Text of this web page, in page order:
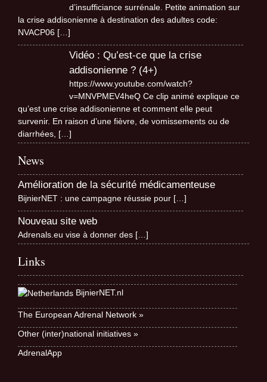
d’insufficiance surrénale. Petite animation sur
la crise addisonienne à destination des adultes code:
NVACP06 […]
Vidéo : Qu’est-ce que la crise
addisonienne ? (4+)
https://www.youtube.com/watch?
v=MNVPMEV4heQ Ce clip animé explique ce
qu’est une crise addisonienne et comment elle peut
survenir. En raison d’une fièvre, de vomissements ou de
diarrhées, […]
News
Amélioration de la sécurité médicamenteuse
BijnierNET : une campagne réussie pour […]
Nouveau site web
Adrenals.eu vise à donner des […]
Links
BijnierNET.nl
The European Adrenal Network »
Other (inter)national initiatives »
AdrenalApp